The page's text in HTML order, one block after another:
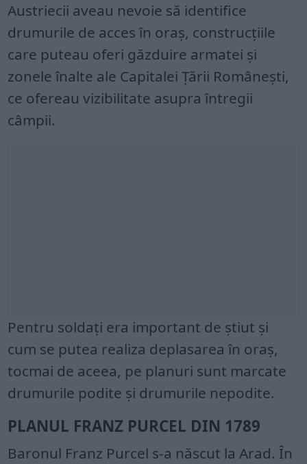
Austriecii aveau nevoie să identifice
drumurile de acces în oraș, construcțiile
care puteau oferi găzduire armatei și
zonele înalte ale Capitalei Țării Românești,
ce ofereau vizibilitate asupra întregii
câmpii.
Pentru soldați era important de știut și
cum se putea realiza deplasarea în oraș,
tocmai de aceea, pe planuri sunt marcate
drumurile podite și drumurile nepodite.
PLANUL FRANZ PURCEL DIN 1789
Baronul Franz Purcel s-a născut la Arad. În